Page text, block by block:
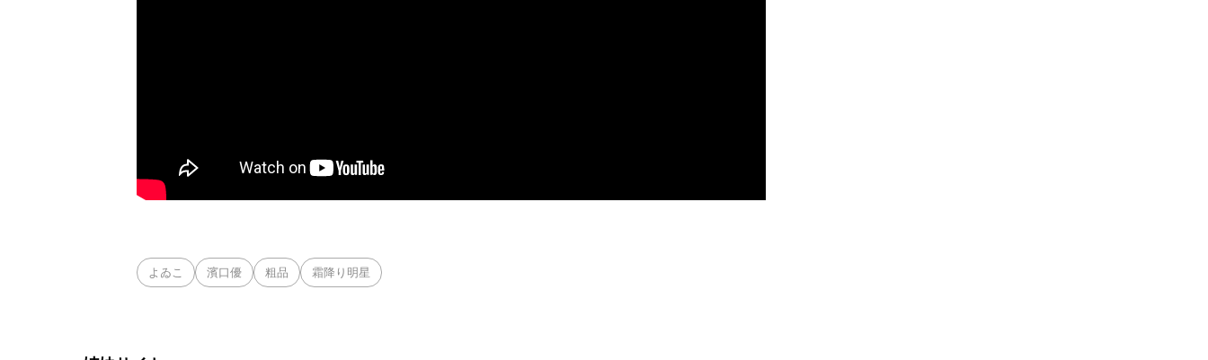
よゐこ 濱口優 粗品 霜降り明星